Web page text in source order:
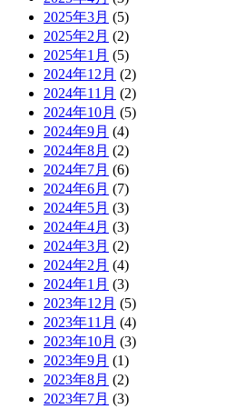
2025年3月 (5)
2025年2月 (2)
2025年1月 (5)
2024年12月 (2)
2024年11月 (2)
2024年10月 (5)
2024年9月 (4)
2024年8月 (2)
2024年7月 (6)
2024年6月 (7)
2024年5月 (3)
2024年4月 (3)
2024年3月 (2)
2024年2月 (4)
2024年1月 (3)
2023年12月 (5)
2023年11月 (4)
2023年10月 (3)
2023年9月 (1)
2023年8月 (2)
2023年7月 (3)